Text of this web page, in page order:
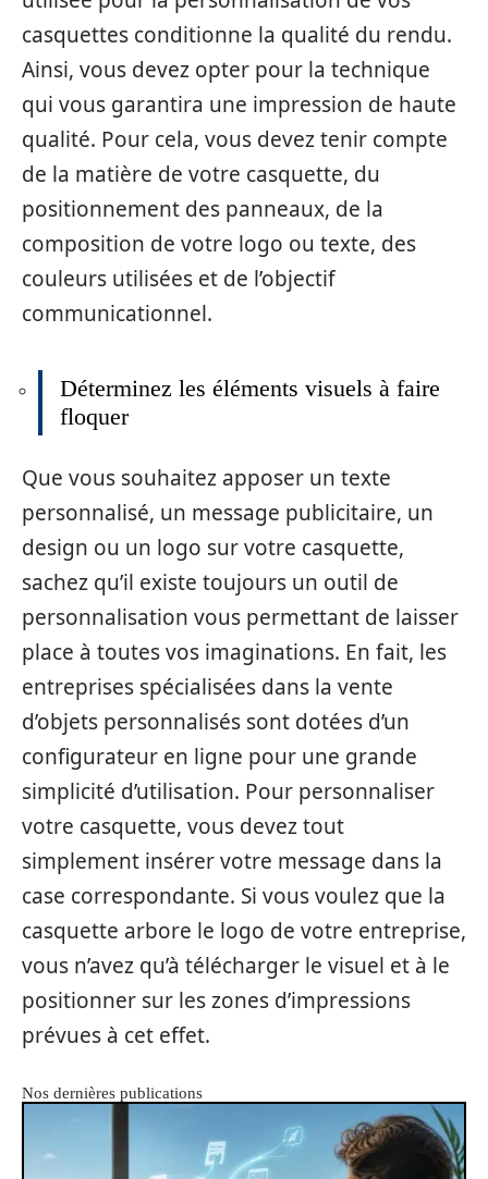
casquettes conditionne la qualité du rendu.
Ainsi, vous devez opter pour la technique
qui vous garantira une impression de haute
qualité. Pour cela, vous devez tenir compte
de la matière de votre casquette, du
positionnement des panneaux, de la
composition de votre logo ou texte, des
couleurs utilisées et de l’objectif
communicationnel.
Déterminez les éléments visuels à faire
floquer
Que vous souhaitez apposer un texte
personnalisé, un message publicitaire, un
design ou un logo sur votre casquette,
sachez qu’il existe toujours un outil de
personnalisation vous permettant de laisser
place à toutes vos imaginations. En fait, les
entreprises spécialisées dans la vente
d’objets personnalisés sont dotées d’un
configurateur en ligne pour une grande
simplicité d’utilisation. Pour personnaliser
votre casquette, vous devez tout
simplement insérer votre message dans la
case correspondante. Si vous voulez que la
casquette arbore le logo de votre entreprise,
vous n’avez qu’à télécharger le visuel et à le
positionner sur les zones d’impressions
prévues à cet effet.
Nos dernières publications